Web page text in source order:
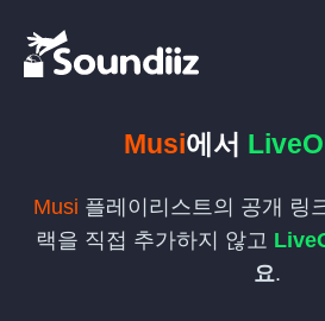
Musi에서
Musi 플레이리스트의 공개 링
랙을 직접 추가하지 않고
요.